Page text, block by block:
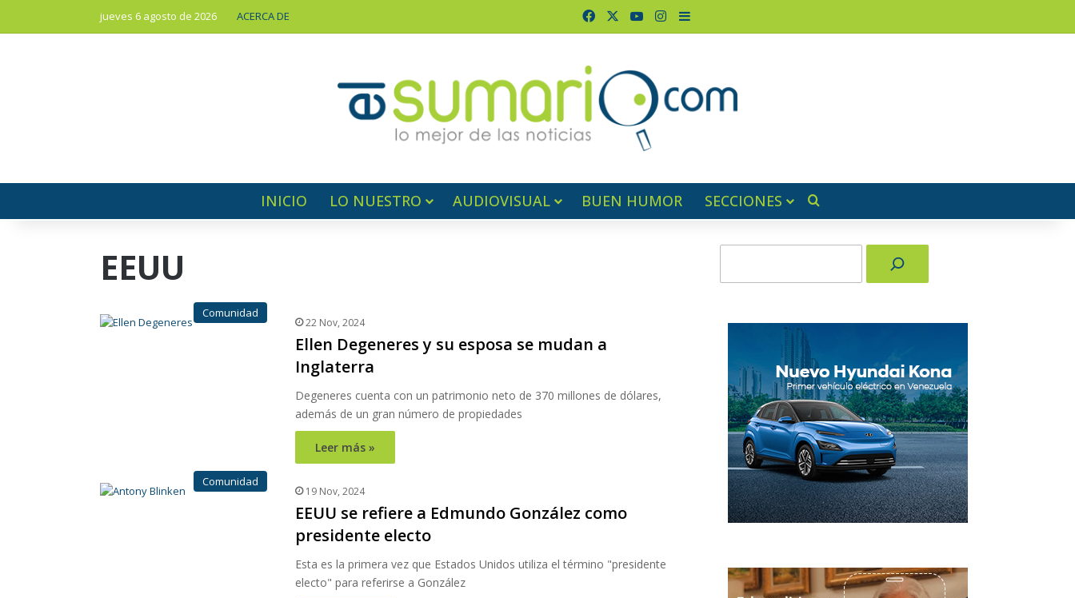
jueves 6 agosto de 2026 ACERCA DE FacebookYouTubeInstagram
Barra lateral
INICIO LO NUESTRO AUDIOVISUAL BUEN HUMOR SECCIONES
EEUU
Comunidad
22 Nov, 2024
Ellen Degeneres y su esposa se mudan a
Inglaterra
Degeneres cuenta con un patrimonio neto de 370 millones de dólares,
además de un gran número de propiedades
Leer más »
Comunidad
19 Nov, 2024
EEUU se refiere a Edmundo González como
presidente electo
Esta es la primera vez que Estados Unidos utiliza el término "presidente
electo" para referirse a González